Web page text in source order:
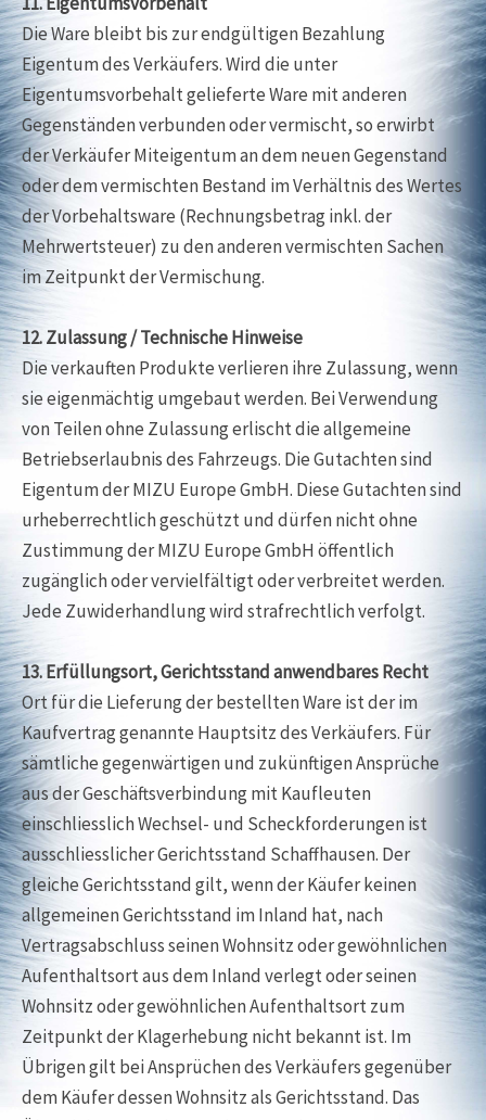
Die Ware bleibt bis zur endgültigen Bezahlung
Eigentum des Verkäufers. Wird die unter
Eigentumsvorbehalt gelieferte Ware mit anderen
Gegenständen verbunden oder vermischt, so erwirbt
der Verkäufer Miteigentum an dem neuen Gegenstand
oder dem vermischten Bestand im Verhältnis des Wertes
der Vorbehaltsware (Rechnungsbetrag inkl. der
Mehrwertsteuer) zu den anderen vermischten Sachen
im Zeitpunkt der Vermischung.
12. Zulassung / Technische Hinweise
Die verkauften Produkte verlieren ihre Zulassung, wenn
sie eigenmächtig umgebaut werden. Bei Verwendung
von Teilen ohne Zulassung erlischt die allgemeine
Betriebserlaubnis des Fahrzeugs. Die Gutachten sind
Eigentum der MIZU Europe GmbH. Diese Gutachten sind
urheberrechtlich geschützt und dürfen nicht ohne
Zustimmung der MIZU Europe GmbH öffentlich
zugänglich oder vervielfältigt oder verbreitet werden.
Jede Zuwiderhandlung wird strafrechtlich verfolgt.
13. Erfüllungsort, Gerichtsstand anwendbares Recht
Ort für die Lieferung der bestellten Ware ist der im
Kaufvertrag genannte Hauptsitz des Verkäufers. Für
sämtliche gegenwärtigen und zukünftigen Ansprüche
aus der Geschäftsverbindung mit Kaufleuten
einschliesslich Wechsel- und Scheckforderungen ist
ausschliesslicher Gerichtsstand Schaffhausen. Der
gleiche Gerichtsstand gilt, wenn der Käufer keinen
allgemeinen Gerichtsstand im Inland hat, nach
Vertragsabschluss seinen Wohnsitz oder gewöhnlichen
Aufenthaltsort aus dem Inland verlegt oder seinen
Wohnsitz oder gewöhnlichen Aufenthaltsort zum
Zeitpunkt der Klagerhebung nicht bekannt ist. Im
Übrigen gilt bei Ansprüchen des Verkäufers gegenüber
dem Käufer dessen Wohnsitz als Gerichtsstand. Das